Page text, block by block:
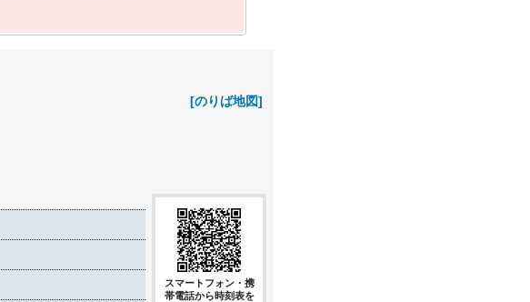
[のりば地図]
スマートフォン・携
帯電話から時刻表を